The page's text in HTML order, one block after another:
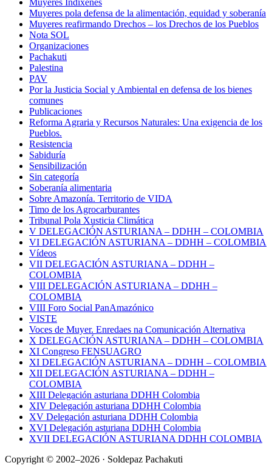
Muyeres Indíxenes
Muyeres pola defensa de la alimentación, equidad y soberanía
Muyeres reafirmando Drechos – los Drechos de los Pueblos
Nota SOL
Organizaciones
Pachakuti
Palestina
PAV
Por la Justicia Social y Ambiental en defensa de los bienes
comunes
Publicaciones
Reforma Agraria y Recursos Naturales: Una exigencia de los
Pueblos.
Resistencia
Sabiduría
Sensibilización
Sin categoría
Soberanía alimentaria
Sobre Amazonía. Territorio de VIDA
Timo de los Agrocarburantes
Tribunal Pola Xusticia Climática
V DELEGACIÓN ASTURIANA – DDHH – COLOMBIA
VI DELEGACIÓN ASTURIANA – DDHH – COLOMBIA
Vídeos
VII DELEGACIÓN ASTURIANA – DDHH –
COLOMBIA
VIII DELEGACIÓN ASTURIANA – DDHH –
COLOMBIA
VIII Foro Social PanAmazónico
VISTE
Voces de Muyer. Enredaes na Comunicación Alternativa
X DELEGACIÓN ASTURIANA – DDHH – COLOMBIA
XI Congreso FENSUAGRO
XI DELEGACIÓN ASTURIANA – DDHH – COLOMBIA
XII DELEGACIÓN ASTURIANA – DDHH –
COLOMBIA
XIII Delegación asturiana DDHH Colombia
XIV Delegación asturiana DDHH Colombia
XV Delegación asturiana DDHH Colombia
XVI Delegación asturiana DDHH Colombia
XVII DELEGACIÓN ASTURIANA DDHH COLOMBIA
Copyright © 2002–2026 · Soldepaz Pachakuti